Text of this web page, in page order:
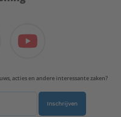
acties en andere interessante zaken?
Inschrijven